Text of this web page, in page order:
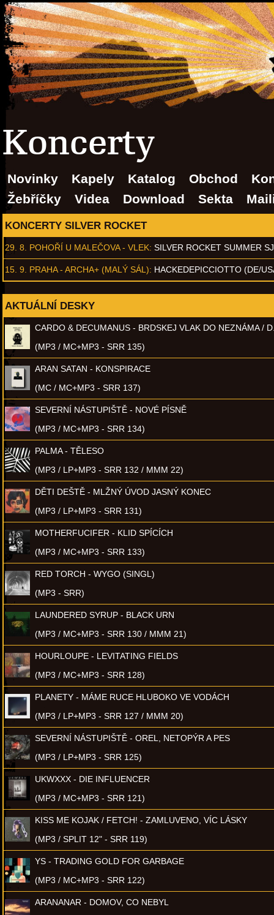
Koncerty
Novinky Kapely Katalog Obchod
Žebříčky
Videa Download Sekta
KONCERTY SILVER ROCKET
29. 8. POHOŘÍ U MALEČOVA - VLEK: SILVER ROCKET SUMMER
15. 9. PRAHA - ARCHA+ (MALÝ SÁL): HACKEDEPICCIOTTO (DE/
AKTUÁLNÍ DESKY
CARDO & DECUMANUS - BRDSKEJ VLAK DO NEZNÁMA /
(MP3 / MC+MP3 - SRR 135)
ARAN SATAN - KONSPIRACE
(MC / MC+MP3 - SRR 137)
SEVERNÍ NÁSTUPIŠTĚ - NOVÉ PÍSNĚ
(MP3 / MC+MP3 - SRR 134)
PALMA - TĚLESO
(MP3 / LP+MP3 - SRR 132 / MMM 22)
DĚTI DEŠTĚ - MLŽNÝ ÚVOD JASNÝ KONEC
(MP3 / LP+MP3 - SRR 131)
MOTHERFUCIFER - KLID SPÍCÍCH
(MP3 / MC+MP3 - SRR 133)
RED TORCH - WYGO (SINGL)
(MP3 - SRR)
LAUNDERED SYRUP - BLACK URN
(MP3 / MC+MP3 - SRR 130 / MMM 21)
HOURLOUPE - LEVITATING FIELDS
(MP3 / MC+MP3 - SRR 128)
PLANETY - MÁME RUCE HLUBOKO VE VODÁCH
(MP3 / LP+MP3 - SRR 127 / MMM 20)
SEVERNÍ NÁSTUPIŠTĚ - OREL, NETOPÝR A PES
(MP3 / LP+MP3 - SRR 125)
UKWXXX - DIE INFLUENCER
(MP3 / MC+MP3 - SRR 121)
KISS ME KOJAK / FETCH! - ZAMLUVENO, VÍC LÁSKY
(MP3 / SPLIT 12" - SRR 119)
YS - TRADING GOLD FOR GARBAGE
(MP3 / MC+MP3 - SRR 122)
ARANANAR - DOMOV, CO NEBYL